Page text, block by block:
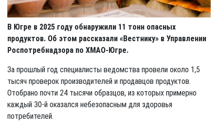
В Югре в 2025 году обнаружили 11 тонн опасных
продуктов. Об этом рассказали «Вестнику» в Управлении
Роспотребнадзора по ХМАО-Югре.
За прошлый год специалисты ведомства провели около 1,5
тысяч проверок производителей и продавцов продуктов.
Отобрано почти 24 тысячи образцов, из которых примерно
каждый 30-й оказался небезопасным для здоровья
потребителей.